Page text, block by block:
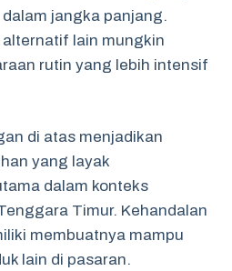
jangka panjang.
lain mungkin
rutin yang lebih intensif
di atas menjadikan
yang layak
dalam konteks
Timur. Kehandalan
membuatnya mampu
lain di pasaran.